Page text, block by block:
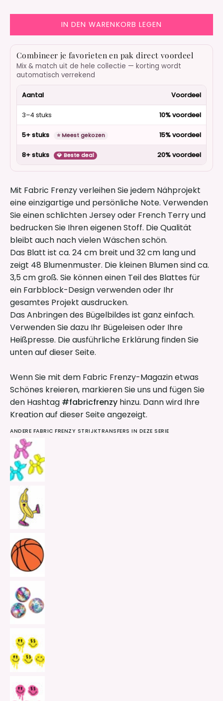
IN DEN WARENKORB LEGEN
Combineer je favorieten en pak direct voordeel
Mix & match uit de hele collectie — korting wordt
automatisch verrekend
Aantal Voordeel
3–4 stuks 10% voordeel
5+ stuks ⭐ Meest gekozen 15% voordeel
8+ stuks 💎 Beste deal 20% voordeel
Mit Fabric Frenzy verleihen Sie jedem Nähprojekt
eine einzigartige und persönliche Note. Verwenden
Sie einen schlichten Jersey oder French Terry und
bedrucken Sie Ihren eigenen Stoff. Die Qualität
bleibt auch nach vielen Wäschen schön.
Das Blatt ist ca. 24 cm breit und 32 cm lang und
zeigt 48 Blumenmuster. Die kleinen Blumen sind ca.
3,5 cm groß. Sie können einen Teil des Blattes für
ein Farbblock-Design verwenden oder Ihr
gesamtes Projekt ausdrucken.
Das Anbringen des Bügelbildes ist ganz einfach.
Verwenden Sie dazu Ihr Bügeleisen oder Ihre
Heißpresse. Die ausführliche Erklärung finden Sie
unten auf dieser Seite.
Wenn Sie mit dem Fabric Frenzy-Magazin etwas
Schönes kreieren, markieren Sie uns und fügen Sie
den Hashtag #fabricfrenzy hinzu. Dann wird Ihre
Kreation auf dieser Seite angezeigt.
ANDERE FABRIC FRENZY STRIJKTRANSFERS IN DEZE SERIE